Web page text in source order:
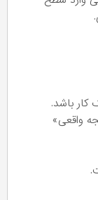
باشد.
واقعی»